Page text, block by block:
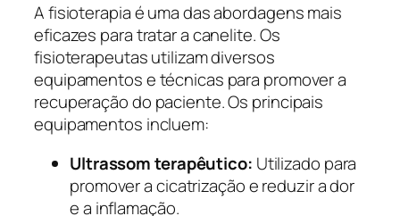
A fisioterapia é uma das abordagens mais
eficazes para tratar a canelite. Os
fisioterapeutas utilizam diversos
equipamentos e técnicas para promover a
recuperação do paciente. Os principais
equipamentos incluem:
Ultrassom terapêutico: Utilizado para
promover a cicatrização e reduzir a dor
e a inflamação.